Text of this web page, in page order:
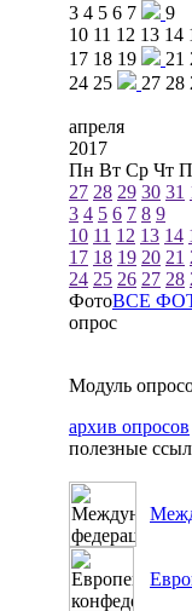
3 4 5 6 7
9
10 11 12 13 14
17 18 19 21
24 25 27 28
апреля
2017
Пн Вт Ср Чт
27 28 29 30 31
3 4 5 6 7 8 9
10 11 12 13 14
17 18 19 20 21
24 25 26 27 28
ФотоВСЕ
опрос
Модуль
архив опросов
полезные